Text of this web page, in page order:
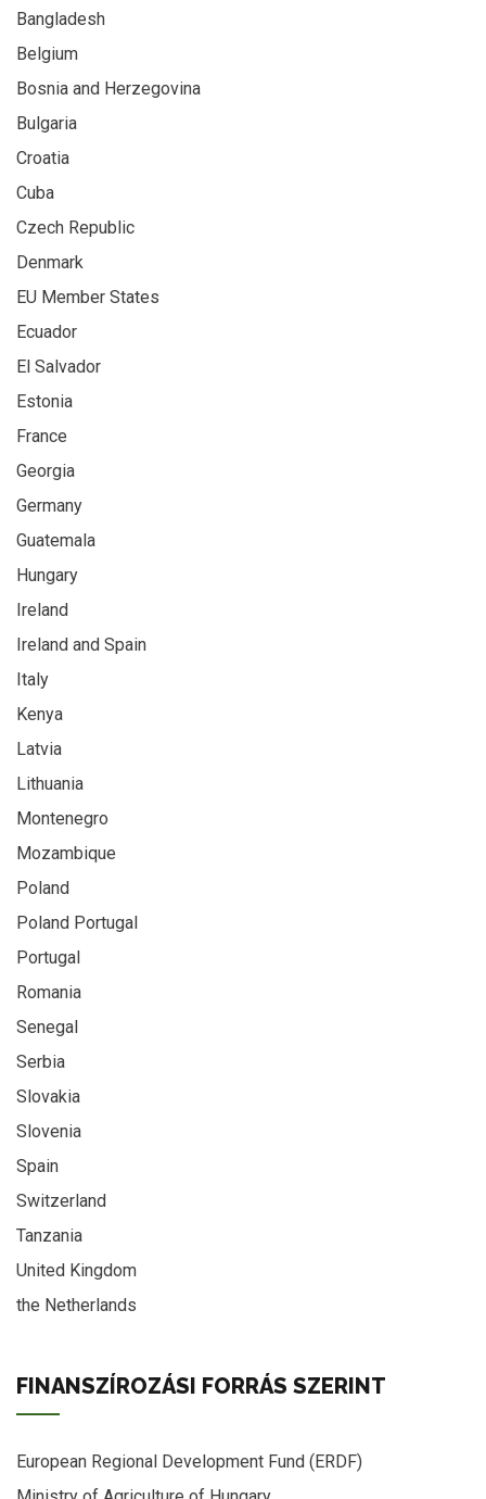
Bangladesh
Belgium
Bosnia and Herzegovina
Bulgaria
Croatia
Cuba
Czech Republic
Denmark
EU Member States
Ecuador
El Salvador
Estonia
France
Georgia
Germany
Guatemala
Hungary
Ireland
Ireland and Spain
Italy
Kenya
Latvia
Lithuania
Montenegro
Mozambique
Poland
Poland Portugal
Portugal
Romania
Senegal
Serbia
Slovakia
Slovenia
Spain
Switzerland
Tanzania
United Kingdom
the Netherlands
FINANSZÍROZÁSI FORRÁS SZERINT
European Regional Development Fund (ERDF)